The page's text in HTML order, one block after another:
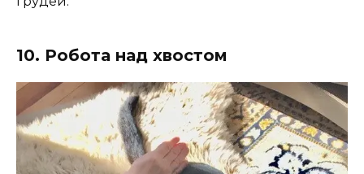
10. Робота над хвостом